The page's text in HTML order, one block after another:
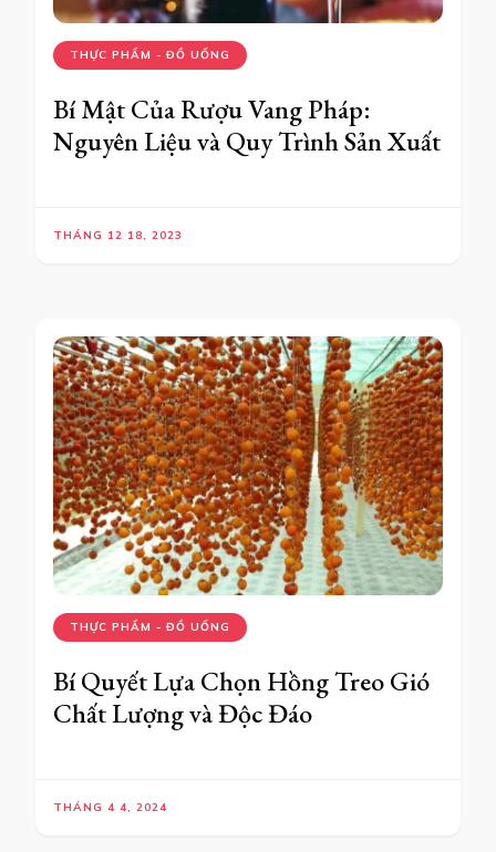
THỰC PHẨM - ĐỒ UỐNG
Bí Mật Của Rượu Vang Pháp:
Nguyên Liệu và Quy Trình Sản Xuất
THÁNG 12 18, 2023
THỰC PHẨM - ĐỒ UỐNG
Bí Quyết Lựa Chọn Hồng Treo Gió
Chất Lượng và Độc Đáo
THÁNG 4 4, 2024